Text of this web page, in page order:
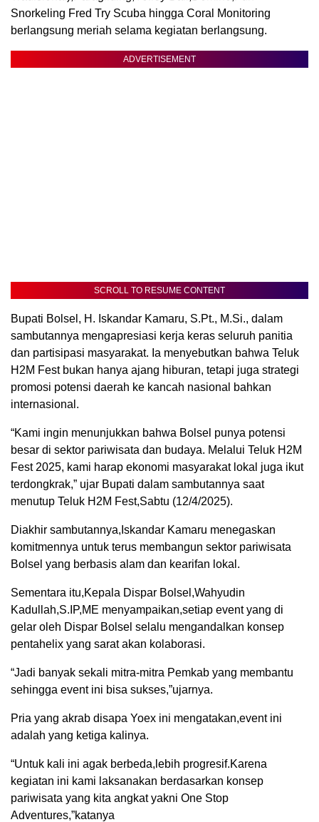
Snorkeling Fred Try Scuba hingga Coral Monitoring
berlangsung meriah selama kegiatan berlangsung.
ADVERTISEMENT
SCROLL TO RESUME CONTENT
Bupati Bolsel, H. Iskandar Kamaru, S.Pt., M.Si., dalam
sambutannya mengapresiasi kerja keras seluruh panitia
dan partisipasi masyarakat. Ia menyebutkan bahwa Teluk
H2M Fest bukan hanya ajang hiburan, tetapi juga strategi
promosi potensi daerah ke kancah nasional bahkan
internasional.
“Kami ingin menunjukkan bahwa Bolsel punya potensi
besar di sektor pariwisata dan budaya. Melalui Teluk H2M
Fest 2025, kami harap ekonomi masyarakat lokal juga ikut
terdongkrak,” ujar Bupati dalam sambutannya saat
menutup Teluk H2M Fest,Sabtu (12/4/2025).
Diakhir sambutannya,Iskandar Kamaru menegaskan
komitmennya untuk terus membangun sektor pariwisata
Bolsel yang berbasis alam dan kearifan lokal.
Sementara itu,Kepala Dispar Bolsel,Wahyudin
Kadullah,S.IP,ME menyampaikan,setiap event yang di
gelar oleh Dispar Bolsel selalu mengandalkan konsep
pentahelix yang sarat akan kolaborasi.
“Jadi banyak sekali mitra-mitra Pemkab yang membantu
sehingga event ini bisa sukses,”ujarnya.
Pria yang akrab disapa Yoex ini mengatakan,event ini
adalah yang ketiga kalinya.
“Untuk kali ini agak berbeda,lebih progresif.Karena
kegiatan ini kami laksanakan berdasarkan konsep
pariwisata yang kita angkat yakni One Stop
Adventures,”katanya